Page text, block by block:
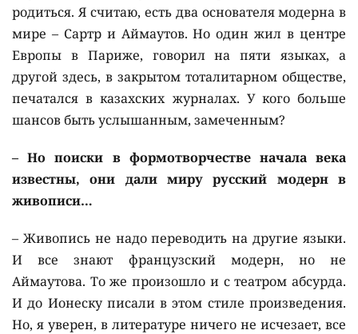
родиться. Я считаю, есть два основателя модерна в
мире – Сартр и Аймаутов. Но один жил в центре
Европы в Париже, говорил на пяти языках, а
другой здесь, в закрытом тоталитарном обществе,
печатался в казахских журналах. У кого больше
шансов быть услышанным, замеченным?
– Но поиски в формотворчестве начала века
известны, они дали миру русский модерн в
живописи…
– Живопись не надо переводить на другие языки.
И все знают французский модерн, но не
Аймаутова. То же произошло и с театром абсурда.
И до Ионеску писали в этом стиле произведения.
Но, я уверен, в литературе ничего не исчезает, все